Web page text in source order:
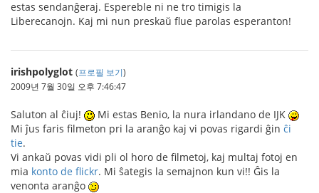
estas sendanĝeraj. Espereble ni ne tro timigis la
Liberecanojn. Kaj mi nun preskaŭ flue parolas esperanton!
irishpolyglot (프로필 보기)
2009년 7월 30일 오후 7:46:47
Saluton al ĉiuj!
Mi estas Benio, la nura irlandano de IJK
Mi ĵus faris filmeton pri la aranĝo kaj vi povas rigardi ĝin ĉi
tie.
Vi ankaŭ povas vidi pli ol horo de filmetoj, kaj multaj fotoj en
mia konto de flickr. Mi ŝategis la semajnon kun vi!! Ĝis la
venonta aranĝo